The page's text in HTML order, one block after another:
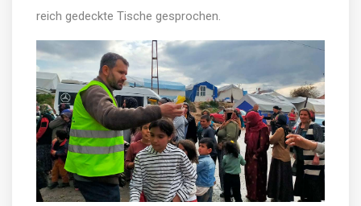
reich gedeckte Tische gesprochen.